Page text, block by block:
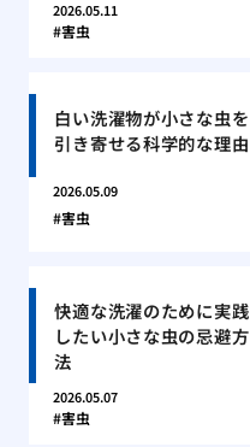
2026.05.11
害虫
白い洗濯物が小さな虫を
引き寄せる科学的な理由
2026.05.09
害虫
快適な洗濯のために実践
したい小さな虫の忌避方
法
2026.05.07
害虫